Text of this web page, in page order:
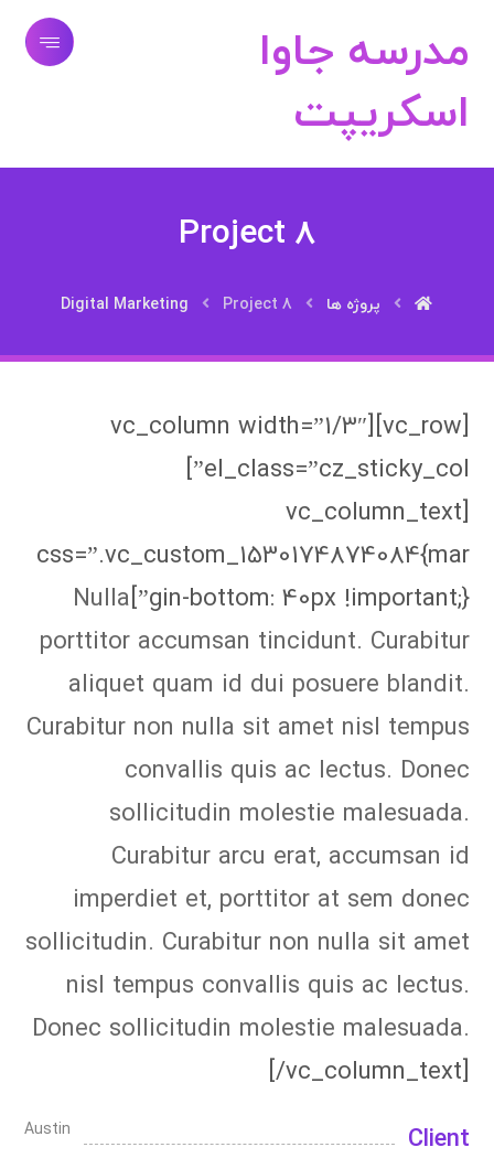
مدرسه جاوا
اسکریپت
Project 8
پروژه ها Digital Marketing Project 8
[vc_row][vc_column width=”1/3″
el_class=”cz_sticky_col”]
[vc_column_text
css=”.vc_custom_1530174874084{mar
gin-bottom: 40px !important;}”]
Nulla
porttitor accumsan tincidunt. Curabitur
aliquet quam id dui posuere blandit.
Curabitur non nulla sit amet nisl tempus
convallis quis ac lectus. Donec
sollicitudin molestie malesuada.
Curabitur arcu erat, accumsan id
imperdiet et, porttitor at sem donec
sollicitudin. Curabitur non nulla sit amet
nisl tempus convallis quis ac lectus.
Donec sollicitudin molestie malesuada.
[/vc_column_text]
Client
Austin